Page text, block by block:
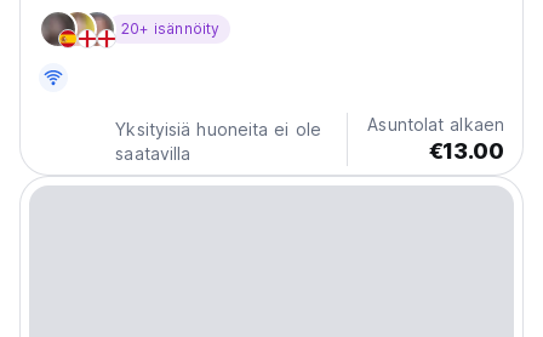
viihtyisiä ja tilavia 4 ja 6 hengen huoneita, joissa on
vuodevaatteet ja jaettu moderni kylpyhuone jokaisessa
20+ isännöity
Yksityisiä huoneita ei ole
saatavilla
Asuntolat alkaen
€13.00